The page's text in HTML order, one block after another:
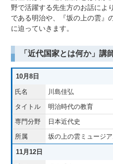
野で活躍する先生方のお話によ
である明治や、『坂の上の雲』
に迫っていきます。
「近代国家とは何か」
10月8日
川島佳弘
明治時代の教育
日本近代史
坂の上の雲ミュージ
11月12日